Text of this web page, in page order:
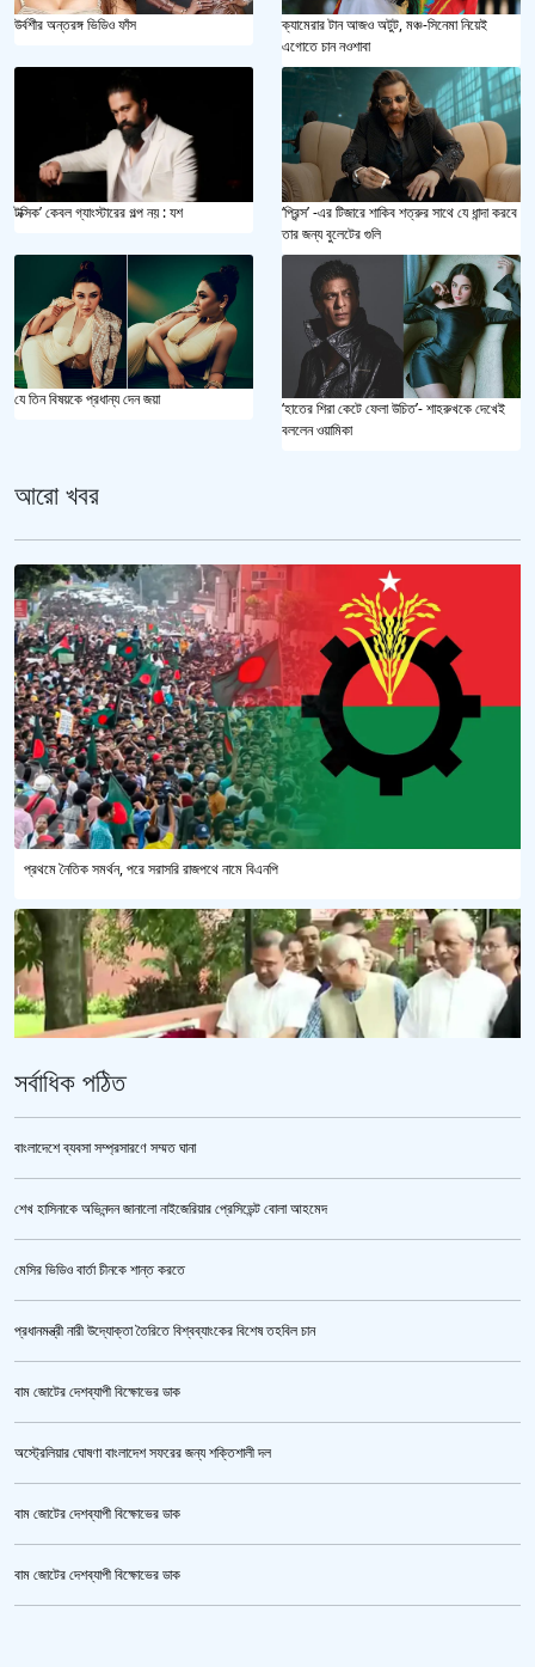
উর্বশীর অন্তরঙ্গ ভিডিও ফাঁস
ক্যামেরার টান আজও অটুট, মঞ্চ-সিনেমা নিয়েই
এগোতে চান নওশাবা
টক্সিক’ কেবল গ্যাংস্টারের গল্প নয় : যশ
‘প্রিন্স’ -এর টিজারে শাকিব শত্রুর সাথে যে ধান্দা করবে
তার জন্য বুলেটের গুলি
যে তিন বিষয়কে প্রধান্য দেন জয়া
‘হাতের শিরা কেটে ফেলা উচিত’- শাহরুখকে দেখেই
বললেন ওয়ামিকা
আরো খবর
প্রথমে নৈতিক সমর্থন, পরে সরাসরি রাজপথে নামে বিএনপি
‘জুলাই গণঅভ্যুত্থান স্মৃতি জাদুঘর’ উদ্বোধন করলেন প্রধানমন্ত্রী
সর্বাধিক পঠিত
বাংলাদেশে ব্যবসা সম্প্রসারণে সম্মত ঘানা
শেখ হাসিনাকে অভিনন্দন জানালো নাইজেরিয়ার প্রেসিডেন্ট বোলা আহমেদ
মেসির ভিডিও বার্তা চীনকে শান্ত করতে
প্রধানমন্ত্রী নারী উদ্যোক্তা তৈরিতে বিশ্বব্যাংকের বিশেষ তহবিল চান
বাম জোটের দেশব্যাপী বিক্ষোভের ডাক
অস্ট্রেলিয়ার ঘোষণা বাংলাদেশ সফরের জন্য শক্তিশালী দল
বাম জোটের দেশব্যাপী বিক্ষোভের ডাক
বাম জোটের দেশব্যাপী বিক্ষোভের ডাক